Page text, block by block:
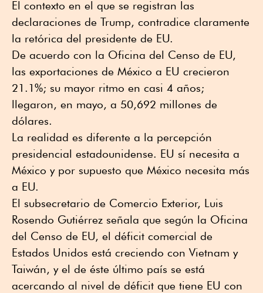
El contexto en el que se registran las
declaraciones de Trump, contradice claramente
la retórica del presidente de EU.
De acuerdo con la Oficina del Censo de EU,
las exportaciones de México a EU crecieron
21.1%; su mayor ritmo en casi 4 años;
llegaron, en mayo, a 50,692 millones de
dólares.
La realidad es diferente a la percepción
presidencial estadounidense. EU sí necesita a
México y por supuesto que México necesita más
a EU.
El subsecretario de Comercio Exterior, Luis
Rosendo Gutiérrez señala que según la Oficina
del Censo de EU, el déficit comercial de
Estados Unidos está creciendo con Vietnam y
Taiwán, y el de éste último país se está
acercando al nivel de déficit que tiene EU con